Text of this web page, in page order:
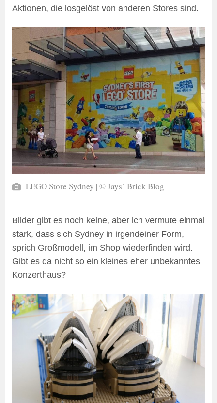
Aktionen, die losgelöst von anderen Stores sind.
LEGO Store Sydney | © Jays‘ Brick Blog
Bilder gibt es noch keine, aber ich vermute einmal
stark, dass sich Sydney in irgendeiner Form,
sprich Großmodell, im Shop wiederfinden wird.
Gibt es da nicht so ein kleines eher unbekanntes
Konzerthaus?